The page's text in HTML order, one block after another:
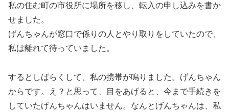
私の住む町の市役所に場所を移し、転入の申し込みを書か
せました。
げんちゃんが窓口で係りの人とやり取りをしていたので、
私は離れて待っていました。
するとしばらくして、私の携帯が鳴りました。げんちゃん
からです。え？と思って、目をあげると、今まで手続きを
していたげんちゃんはいません。なんとげんちゃんは、私